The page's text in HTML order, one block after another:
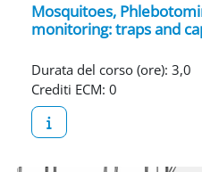
Mosquitoes,
monitoring: traps and
Durata del corso (ore): 3,0
Crediti ECM: 0